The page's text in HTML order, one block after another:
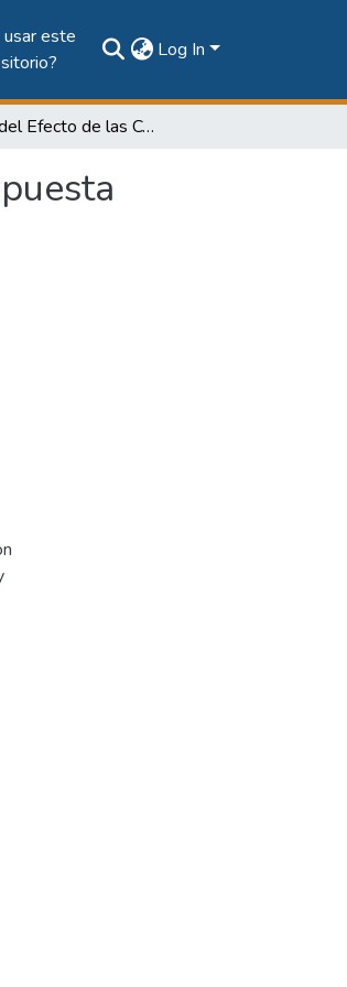
usar este
Log In
Análisis del Efecto de las Condiciones de Frontera en la Respuesta Dinámica de Placas Anisotrópicas